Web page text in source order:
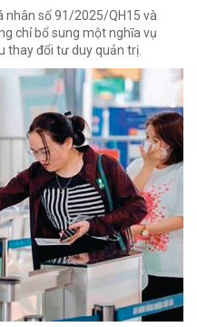
nhân số 91/2025/QH15 và
chỉ bổ sung một nghĩa vụ
thay đổi tư duy quản trị.